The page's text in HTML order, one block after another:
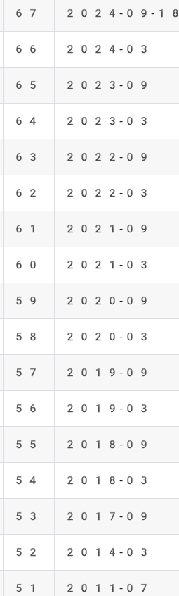
67 2024-09-18
66 2024-03
65 2023-09
64 2023-03
63 2022-09
62 2022-03
61 2021-09
60 2021-03
59 2020-09
58 2020-03
57 2019-09
56 2019-03
55 2018-09
54 2018-03
53 2017-09
52 2014-03
51 2011-07